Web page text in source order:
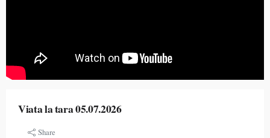
Viata la tara 05.07.2026
Share